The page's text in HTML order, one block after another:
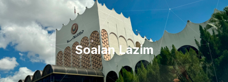
Soalan Lazim